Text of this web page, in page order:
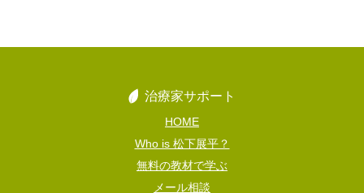
治療家サポート
HOME
Who is 松下展平？
無料の教材で学ぶ
メール相談